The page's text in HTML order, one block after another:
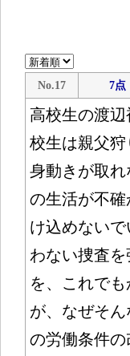
No.17 7点
高校生の渡
校生は親父
身動きが取
の生活が不
け込めない
わない捜査
を、これで
が、なぜそ
の労働条件